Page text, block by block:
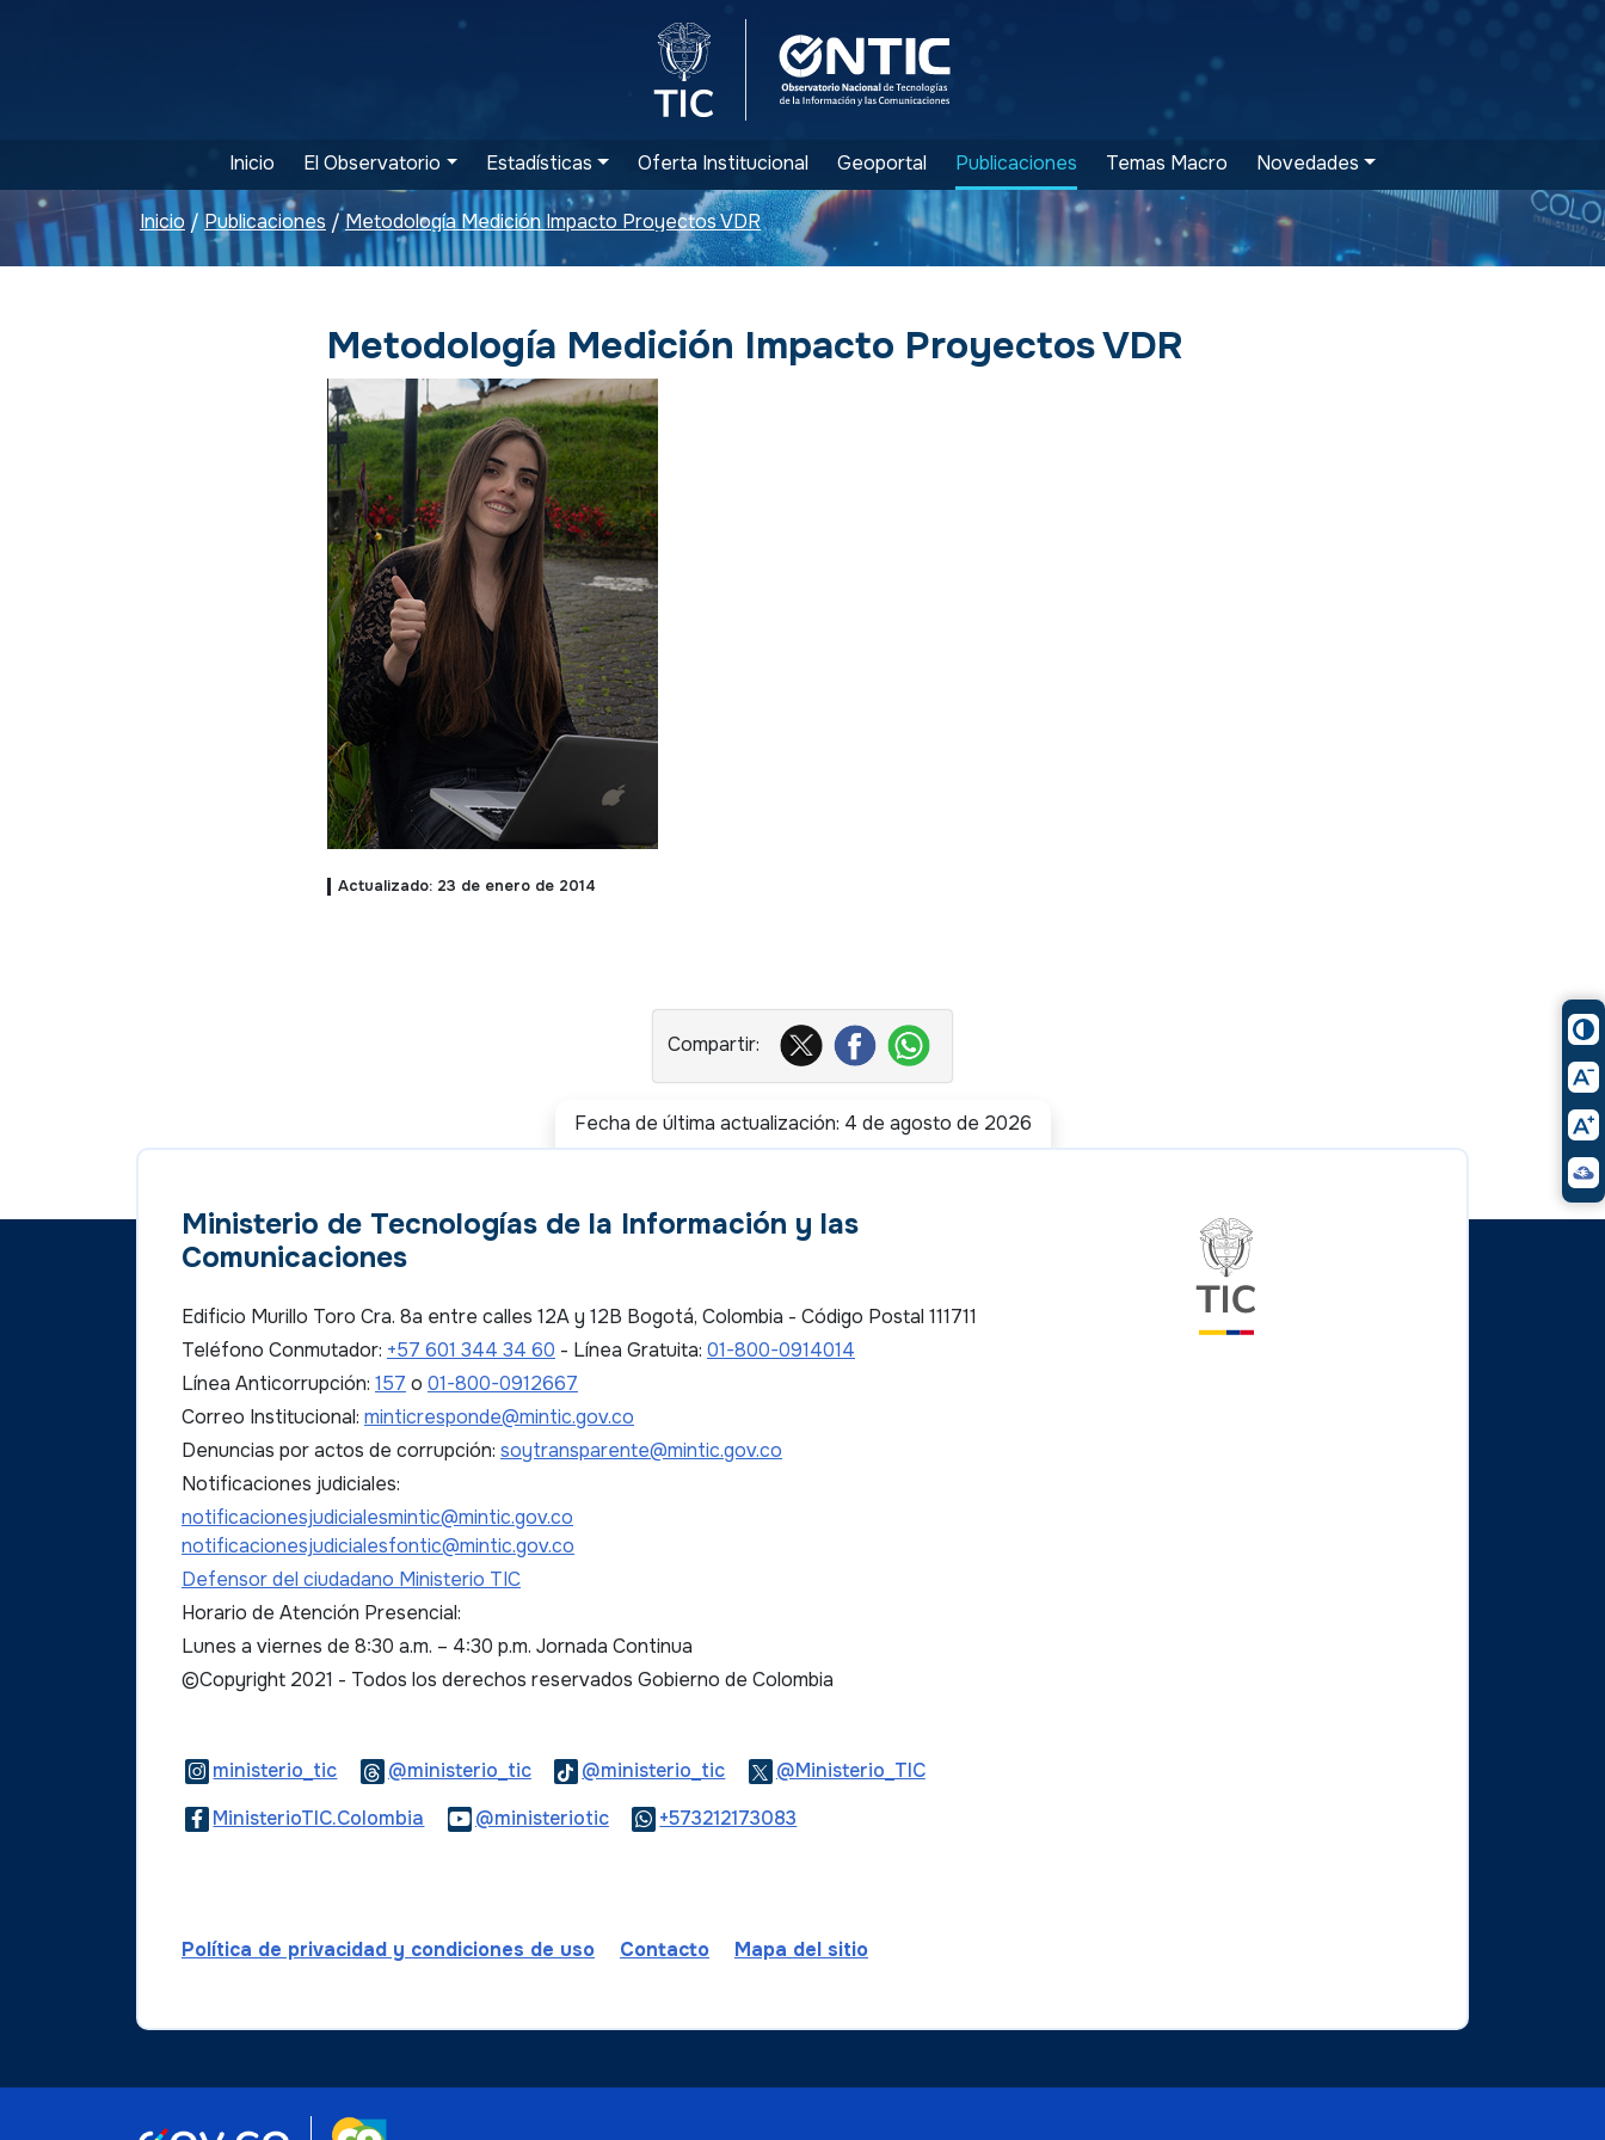
Logo del Ministerio TIC
Inicio El Observatorio Estadísticas Oferta Institucional Geoportal Publicaciones Temas Macro Novedades
Inicio /Publicaciones / Metodología Medición Impacto Proyectos VDR
Metodología Medición Impacto Proyectos VDR
Actualizado: 23 de enero de 2014
Fecha de última actualización: 4 de agosto de 2026
Ministerio de Tecnologías de la Información y las
Comunicaciones
Edificio Murillo Toro Cra. 8a entre calles 12A y 12B Bogotá, Colombia - Código Postal 111711
Teléfono Conmutador: +57 601 344 34 60 - Línea Gratuita: 01-800-0914014
Línea Anticorrupción: 157 o 01-800-0912667
Correo Institucional: minticresponde@mintic.gov.co
Denuncias por actos de corrupción: soytransparente@mintic.gov.co
Notificaciones judiciales:
notificacionesjudicialesmintic@mintic.gov.co
notificacionesjudicialesfontic@mintic.gov.co
Defensor del ciudadano Ministerio TIC
Horario de Atención Presencial:
Lunes a viernes de 8:30 a.m. – 4:30 p.m. Jornada Continua
©Copyright 2021 - Todos los derechos reservados Gobierno de Colombia
ministerio_ticLogo Instagram
@ministerio_ticLogo Threads
@ministerio_ticLogo Tiktok@Ministerio_TICLogo Twitter
MinisterioTIC.Colombia Logo Facebook
@ministerioticLogo Youtube
+573212173083
Política de privacidad y condiciones de uso Contacto Mapa del sitio
Logo Gobierno de Colombia